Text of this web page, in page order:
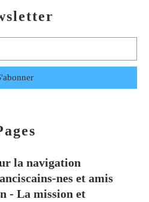
la navigation
nes et amis
- La mission et